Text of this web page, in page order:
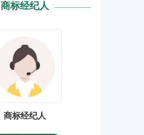
商标经纪人
商标经纪人